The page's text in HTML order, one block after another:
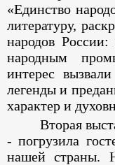
«Единство
литературу,
народов
народным
интерес
легенды и
характер и
Вторая
- погрузила
нашей страны.